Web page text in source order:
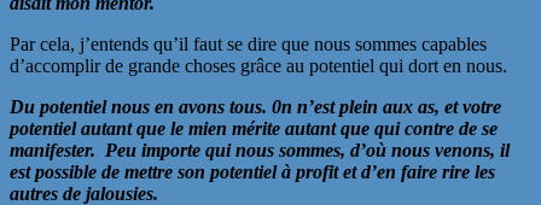
Par cela, j’entends qu’il faut se dire que nous sommes capables
d’accomplir de grande choses grâce au potentiel qui dort en nous.
Du potentiel nous en avons tous. 0n n’est plein aux as, et votre
potentiel autant que le mien mérite autant que qui contre de se
manifester. Peu importe qui nous sommes, d’où nous venons, il
est possible de mettre son potentiel à profit et d’en faire rire les
autres de jalousies.